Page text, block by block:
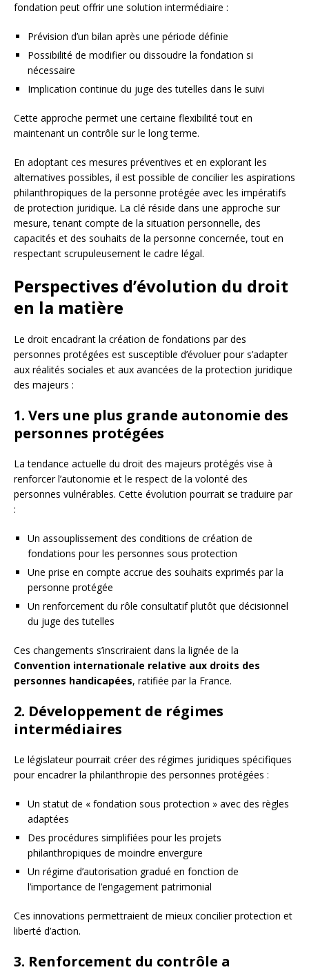
fondation peut offrir une solution intermédiaire :
Prévision d’un bilan après une période définie
Possibilité de modifier ou dissoudre la fondation si
nécessaire
Implication continue du juge des tutelles dans le suivi
Cette approche permet une certaine flexibilité tout en
maintenant un contrôle sur le long terme.
En adoptant ces mesures préventives et en explorant les
alternatives possibles, il est possible de concilier les aspirations
philanthropiques de la personne protégée avec les impératifs
de protection juridique. La clé réside dans une approche sur
mesure, tenant compte de la situation personnelle, des
capacités et des souhaits de la personne concernée, tout en
respectant scrupuleusement le cadre légal.
Perspectives d’évolution du droit
en la matière
Le droit encadrant la création de fondations par des
personnes protégées est susceptible d’évoluer pour s’adapter
aux réalités sociales et aux avancées de la protection juridique
des majeurs :
1. Vers une plus grande autonomie des
personnes protégées
La tendance actuelle du droit des majeurs protégés vise à
renforcer l’autonomie et le respect de la volonté des
personnes vulnérables. Cette évolution pourrait se traduire par
:
Un assouplissement des conditions de création de
fondations pour les personnes sous protection
Une prise en compte accrue des souhaits exprimés par la
personne protégée
Un renforcement du rôle consultatif plutôt que décisionnel
du juge des tutelles
Ces changements s’inscriraient dans la lignée de la
Convention internationale relative aux droits des
personnes handicapées, ratifiée par la France.
2. Développement de régimes
intermédiaires
Le législateur pourrait créer des régimes juridiques spécifiques
pour encadrer la philanthropie des personnes protégées :
Un statut de « fondation sous protection » avec des règles
adaptées
Des procédures simplifiées pour les projets
philanthropiques de moindre envergure
Un régime d’autorisation gradué en fonction de
l’importance de l’engagement patrimonial
Ces innovations permettraient de mieux concilier protection et
liberté d’action.
3. Renforcement du contrôle a